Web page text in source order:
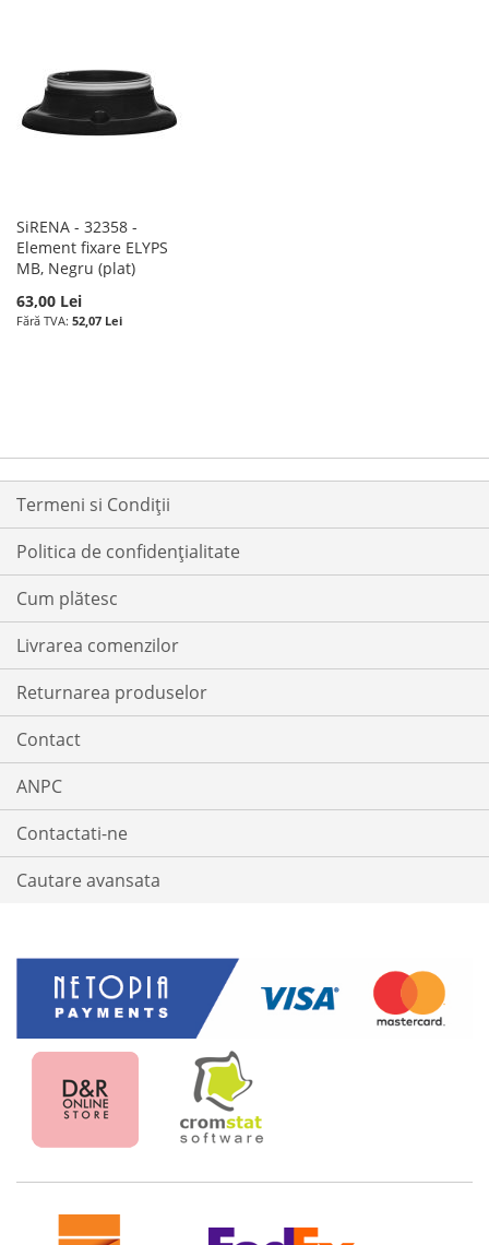
SiRENA - 32358 -
Element fixare ELYPS
MB, Negru (plat)
63,00 Lei
52,07 Lei
Termeni si Condiții
Politica de confidențialitate
Cum plătesc
Livrarea comenzilor
Returnarea produselor
Contact
ANPC
Contactati-ne
Cautare avansata